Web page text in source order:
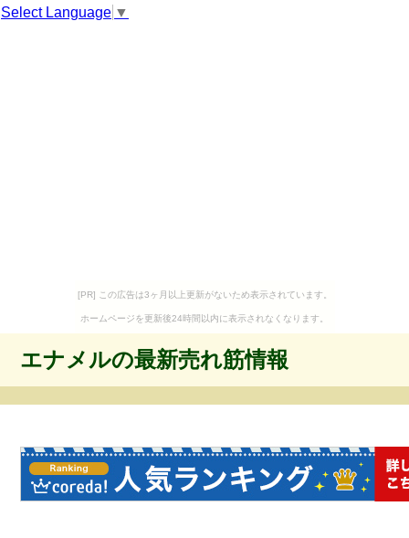
Select Language ▼
[PR] この広告は3ヶ月以上更新がないため表示されています。
ホームページを更新後24時間以内に表示されなくなります。
エナメルの最新売れ筋情報